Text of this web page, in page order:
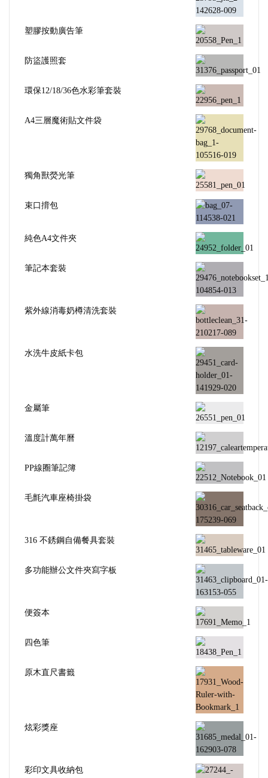
塑膠按動廣告筆
防盜護照套
環保12/18/36色水彩筆套裝
A4三層魔術貼文件袋
獨角獸熒光筆
束口揹包
純色A4文件夾
筆記本套裝
紫外線消毒奶樽清洗套裝
水洗牛皮紙卡包
金屬筆
溫度計萬年曆
PP線圈筆記簿
毛氈汽車座椅掛袋
316 不銹鋼自備餐具套裝
多功能辦公文件夾寫字板
便簽本
四色筆
原木直尺書籤
炫彩獎座
彩印文具收納包